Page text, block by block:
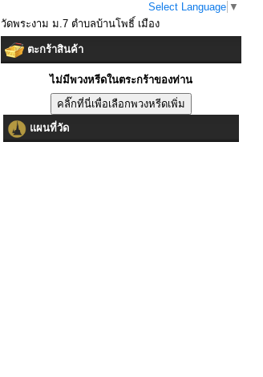
Select Language ▼
วัดพระงาม ม.7 ตำบลบ้านโพธิ์ เมือง
ตะกร้าสินค้า
ไม่มีพวงหรีดในตระกร้าของท่าน
แผนที่วัด